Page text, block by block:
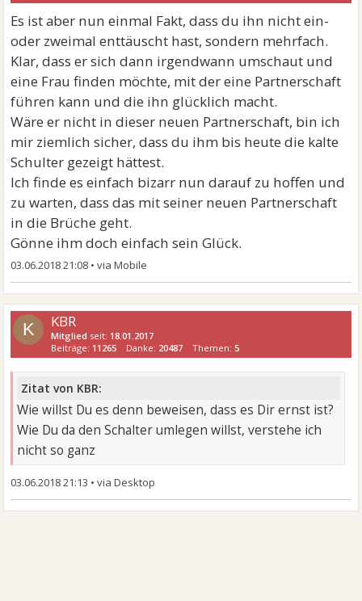
Es ist aber nun einmal Fakt, dass du ihn nicht ein-
oder zweimal enttäuscht hast, sondern mehrfach.
Klar, dass er sich dann irgendwann umschaut und
eine Frau finden möchte, mit der eine Partnerschaft
führen kann und die ihn glücklich macht.
Wäre er nicht in dieser neuen Partnerschaft, bin ich
mir ziemlich sicher, dass du ihm bis heute die kalte
Schulter gezeigt hättest.
Ich finde es einfach bizarr nun darauf zu hoffen und
zu warten, dass das mit seiner neuen Partnerschaft
in die Brüche geht.
Gönne ihm doch einfach sein Glück.
03.06.2018 21:08 •
K KBR
Mitglied seit: 18.01.2017
Beiträge: 11265 Danke: 20487 Themen:5
Zitat von KBR:
Wie willst Du es denn beweisen, dass es Dir ernst ist?
Wie Du da den Schalter umlegen willst, verstehe ich
nicht so ganz
03.06.2018 21:13 •